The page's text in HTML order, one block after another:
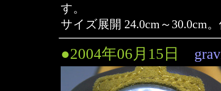
す。
サイズ展開 24.0cm～30.0cm
●2004年06月15日